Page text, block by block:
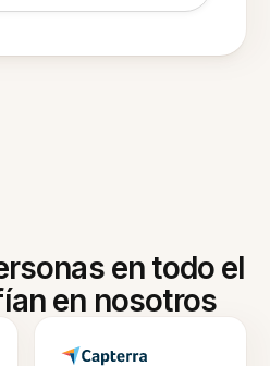
en todo el
en nosotros